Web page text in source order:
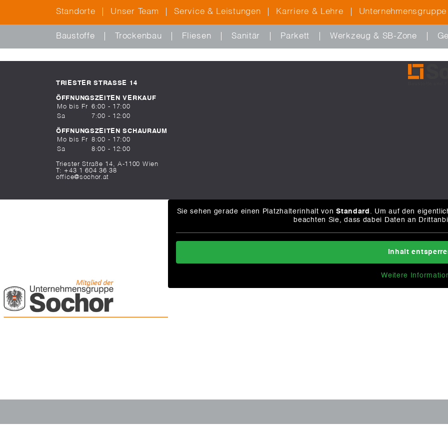
Standorte Unser Team Service & Leistungen Karriere & Lehre Unternehmensgruppe
Baustoffe Trockenbau Fliesen Sanitär Parkett Werkzeug & SB-Zone
TRIESTER STRASSE 14
ÖFFNUNGSZEITEN VERKAUF
Mo bis Fr
6:00 - 17:00
Sa
7:00 - 12:00
ÖFFNUNGSZEITEN SCHAURAUM
Mo bis Fr
8:00 - 17:00
Sa
8:00 - 12:00
Triester Straße 14, A-1100 Wien
T: +43 1 604 36 38
office@sochor.at
Sie sehen gerade einen Platzhalterinhalt vonStandard . Um auf den
beachten Sie, dass dabei Daten an
Inhalt
Weitere